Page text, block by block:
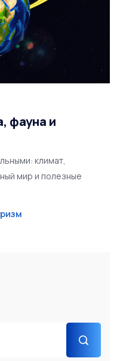
фауна и
климат,
мир и полезные